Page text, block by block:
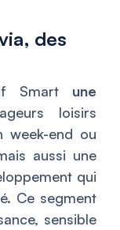
des
Smartune
loisirs
week-end ou
aussi une
qui
Ce segment
sensible